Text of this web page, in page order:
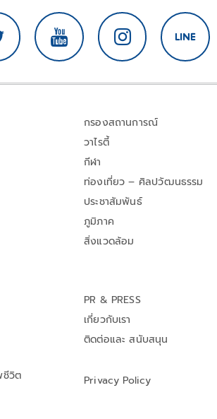
กรองสถานการณ์
วาไรตี้
กีฬา
ท่องเที่ยว – ศิลปวัฒนธรรม
ประชาสัมพันธ์
ภูมิภาค
สิ่งแวดล้อม
วิต
PR & PRESS
เกี่ยวกับเรา
ติดต่อและ สนับสนุน
Privacy Policy